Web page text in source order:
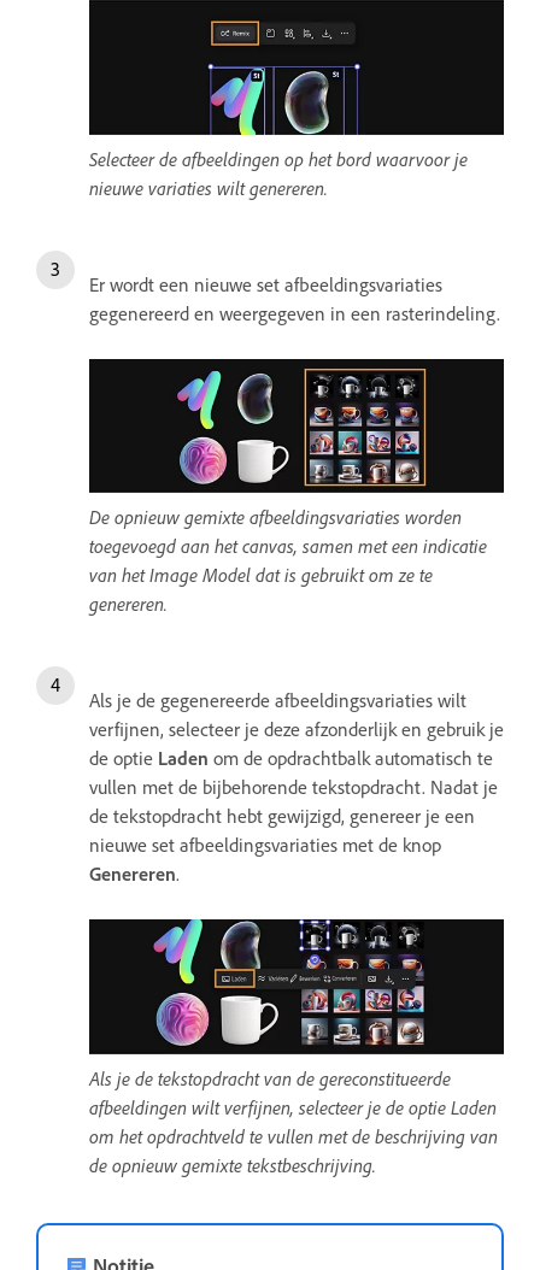
Selecteer de afbeeldingen op het bord waarvoor je
nieuwe variaties wilt genereren.
Er wordt een nieuwe set afbeeldingsvariaties
gegenereerd en weergegeven in een rasterindeling.
De opnieuw gemixte afbeeldingsvariaties worden
toegevoegd aan het canvas, samen met een indicatie
van het Image Model dat is gebruikt om ze te
genereren.
Als je de gegenereerde afbeeldingsvariaties wilt
verfijnen, selecteer je deze afzonderlijk en gebruik je
de optie Laden om de opdrachtbalk automatisch te
vullen met de bijbehorende tekstopdracht. Nadat je
de tekstopdracht hebt gewijzigd, genereer je een
nieuwe set afbeeldingsvariaties met de knop
Genereren.
Als je de tekstopdracht van de gereconstitueerde
afbeeldingen wilt verfijnen, selecteer je de optie Laden
om het opdrachtveld te vullen met de beschrijving van
de opnieuw gemixte tekstbeschrijving.